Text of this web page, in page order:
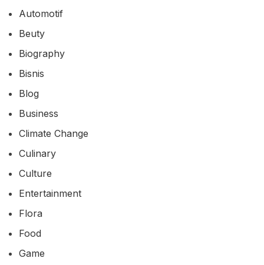
Automotif
Beuty
Biography
Bisnis
Blog
Business
Climate Change
Culinary
Culture
Entertainment
Flora
Food
Game